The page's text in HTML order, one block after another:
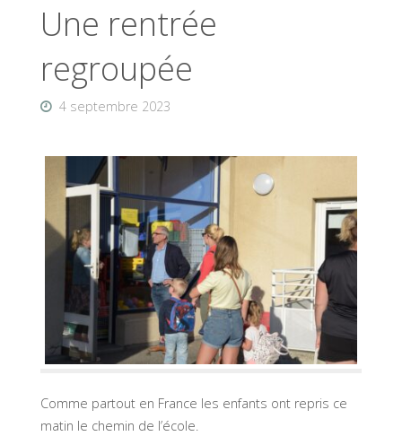
Une rentrée
regroupée
4 septembre 2023
Comme partout en France les enfants ont repris ce
matin le chemin de l’école.